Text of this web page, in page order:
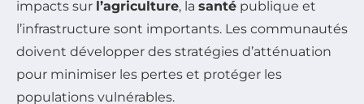
impacts sur l’agriculture, la santé publique et
l’infrastructure sont importants. Les communautés
doivent développer des stratégies d’atténuation
pour minimiser les pertes et protéger les
populations vulnérables.